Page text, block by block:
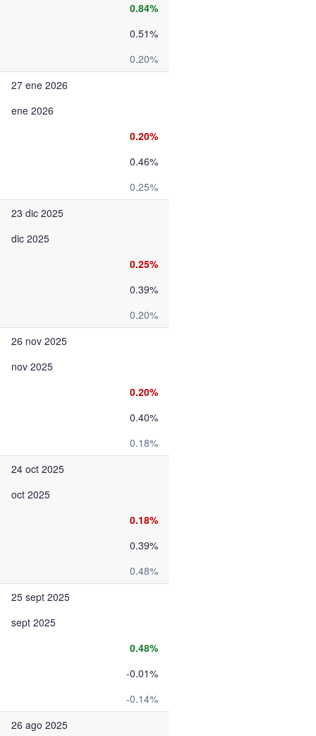
0.84%
0.51%
0.20%
27 ene 2026
ene 2026
0.20%
0.46%
0.25%
23 dic 2025
dic 2025
0.25%
0.39%
0.20%
26 nov 2025
nov 2025
0.20%
0.40%
0.18%
24 oct 2025
oct 2025
0.18%
0.39%
0.48%
25 sept 2025
sept 2025
0.48%
-0.01%
-0.14%
26 ago 2025